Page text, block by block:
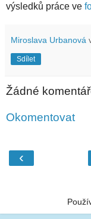
výsledků práce ve
Miroslava Urbanová
Sdílet
Žádné
Okomentovat
‹